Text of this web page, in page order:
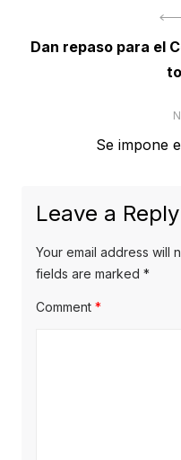
navigation
Previous
Dan repaso para el
Next
Se impone
Leave a Reply
Your email address will
fields are marked *
Comment *